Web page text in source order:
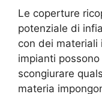
Le coperture
potenziale di
con dei materiali
impianti
scongiurare
materia